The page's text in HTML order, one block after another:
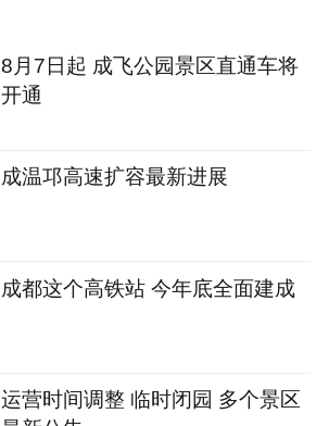
8月7日起 成飞公园景区直通车将
开通
成温邛高速扩容最新进展
成都这个高铁站 今年底全面建成
运营时间调整 临时闭园 多个景区